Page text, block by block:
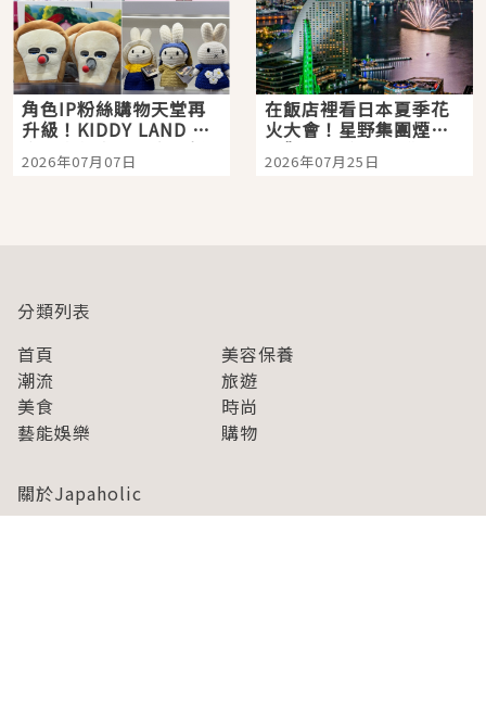
角色IP粉絲購物天堂再
升級！KIDDY LAND 原
宿店吉伊卡哇迎客，新
開幕 OMOKADO 店3分
2026年07月07日
在飯店裡看日本夏季花
火大會！星野集團煙火
景觀飯店6選，讓你不用
人擠人悠閒欣賞
2026年07月25日
分類列表
首頁
美容保養
潮流
旅遊
美食
時尚
藝能娛樂
購物
關於Japaholic